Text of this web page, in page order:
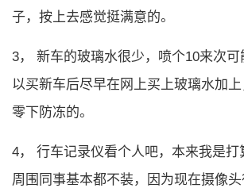
子，按上去感觉挺满意的。
3， 新车的玻璃水很少，喷个10来次
以买新车后尽早在网上买上玻璃水加
零下防冻的。
4， 行车记录仪看个人吧，本来我是打
周围同事基本都不装，因为现在摄像